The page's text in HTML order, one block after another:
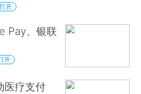
开
Pay、银联
开
医疗支付